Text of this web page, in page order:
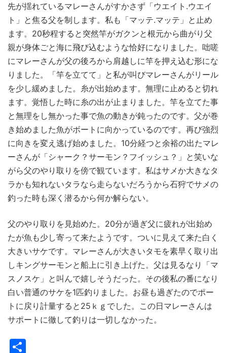
先が揺れているマレーさんがすかさず「ウエイト.ウエイ
ト」と焦る父を制します。私も「マッテ.マッテ」と止め
ます。20秒程すると突然竿がガクンと根元から曲がり父
親が身体ごと海に飛び込むような恰好になりました。咄嗟
にマレーさんが父の後ろから肩越しに竿を押え込む形にな
りました。「竿を立てて」と私が叫びマレーさんがリール
を少し緩めました。糸が出始めます。無理に止めると切れ
ます。覚悟した時に糸の出が止まりました。竿を立てた事
と無理をし無かった事で魚の動きが鈍ったのです。父が巻
き始めました魚がボートに向かっているのです。再び強烈
に向きを変え逃げ始めました。10分経つと余裕の出たマレ
ーさんが「シャーク？サーモン？フイッシュ？」と笑いな
がら父のやり取りを傍で観ています。私はサメか大きなタ
ラかも知れないタラなら走らないだろうから石狩でサメの
釣った時も深く潜るから何か解らない。
父のやり取りを見始めた。20分が過ぎ父に疲れが出始め
たが魚も少し寄って来たようです。ついに見えて来た白く
大きいサケです。マレーさんが大きいタモを素早く取り出
しキングサーモンと船上に引き上げた。父は見るなり「マ
スノスケ」と叫んで嬉しそうだった。その後私の番になり
白い普通のサケを1匹釣りました。お昼も過ぎたのでポー
トに戻り計量すると25ｋｇでした。この日マレーさんは
サポートに徹して釣りは一切しなかった。